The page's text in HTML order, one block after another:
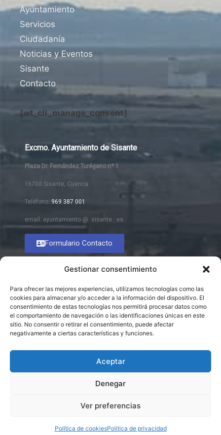
Gestionar consentimiento
Para ofrecer las mejores experiencias, utilizamos tecnologías como las
cookies para almacenar y/o acceder a la información del dispositivo. El
consentimiento de estas tecnologías nos permitirá procesar datos como
el comportamiento de navegación o las identificaciones únicas en este
sitio. No consentir o retirar el consentimiento, puede afectar
negativamente a ciertas características y funciones.
Aceptar
Denegar
Ver preferencias
Política de cookiesPolítica de privacidad
Ayuntamiento
Servicios
Ciudadanía
Noticias y Eventos
Sisante
Contacto
[wt_cli_manage_consent]
Excmo. Ayuntamiento de Sisante
Plaza Dr. Fernández Turégano nº 1
16700 Sisante, Cuenca
Teléfono: 969 387 001
email: ayuntamiento @ sisante . es
Formulario Contacto
© 2026 Excmo. Ayuntamiento de Sisante